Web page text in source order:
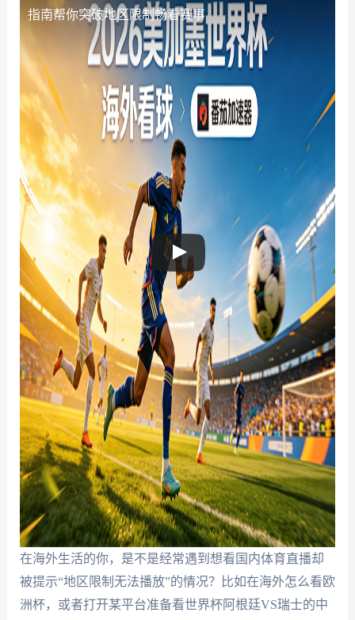
指南帮你突破地区限制畅看赛事
在海外生活的你，是不是经常遇到想看国内体育直播却
被提示“地区限制无法播放”的情况？比如在海外怎么看欧
洲杯，或者打开某平台准备看世界杯阿根廷VS瑞士的中